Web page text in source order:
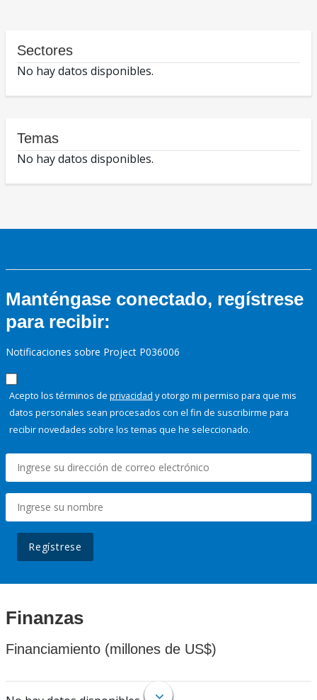
Sectores
No hay datos disponibles.
Temas
No hay datos disponibles.
Manténgase conectado, regístrese
para recibir:
Notificaciones sobre Project P036006
Acepto los términos de privacidad y otorgo mi permiso para que mis
datos personales sean procesados con el fin de suscribirme para
recibir novedades sobre los temas que he seleccionado.
Regístrese
Finanzas
Financiamiento (millones de US$)